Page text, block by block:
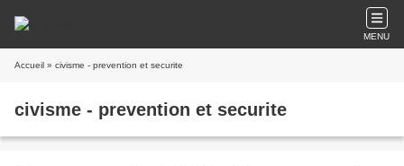
MENU
Accueil » civisme - prevention et securite
civisme - prevention et securite